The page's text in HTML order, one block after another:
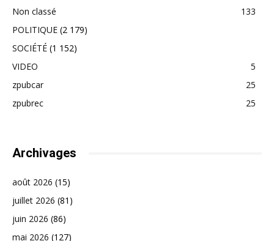
Non classé
133
POLITIQUE (2 179)
SOCIÉTÉ (1 152)
VIDEO
5
zpubcar
25
zpubrec
25
Archivages
août 2026 (15)
juillet 2026 (81)
juin 2026 (86)
mai 2026 (127)